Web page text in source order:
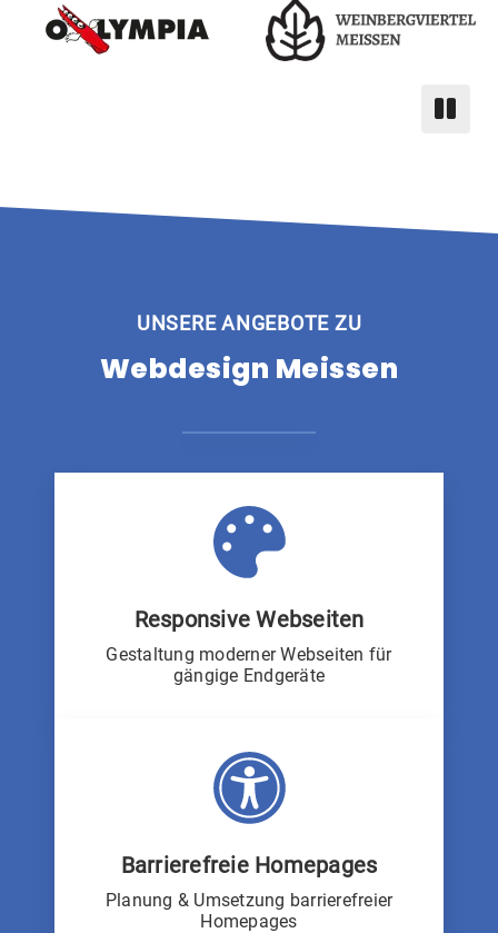
UNSERE ANGEBOTE ZU
Webdesign Meissen
Responsive Webseiten
Gestaltung moderner Webseiten für
gängige Endgeräte
Barrierefreie Homepages
Planung & Umsetzung barrierefreier
Homepages